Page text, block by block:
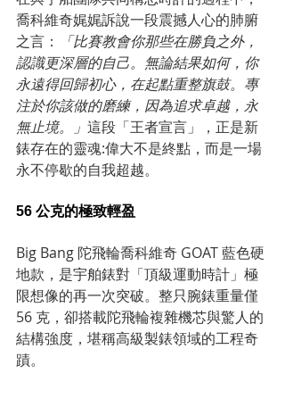
喬科維奇娓娓訴說一段震撼人心的肺腑
之言：
「比賽教會你那些在勝負之外，
認識更深層的自己。無論結果如何，你
永遠得回歸初心，在起點重整旗鼓。專
注於你該做的磨練，因為追求卓越，永
無止境。」 這段「王者宣言」，正是新
錶存在的靈魂:偉大不是終點，而是一場
永不停歇的自我超越。
56 公克的極致輕盈
Big Bang 陀飛輪喬科維奇 GOAT 藍色硬
地款，是宇舶錶對「頂級運動時計」極
限想像的再一次突破。整只腕錶重量僅
56 克，卻搭載陀飛輪複雜機芯與驚人的
結構強度，堪稱高級製錶領域的工程奇
蹟。